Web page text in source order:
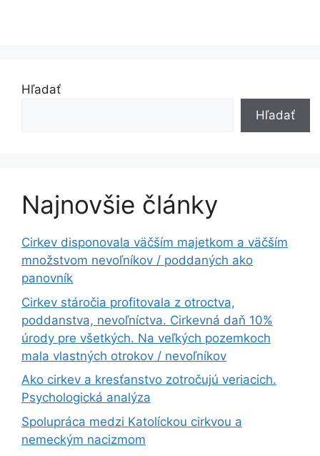
Hľadať
Hľadať
Najnovšie články
Cirkev disponovala väčším majetkom a väčším
množstvom nevoľníkov / poddaných ako
panovník
Cirkev stáročia profitovala z otroctva,
poddanstva, nevoľníctva. Cirkevná daň 10%
úrody pre všetkých. Na veľkých pozemkoch
mala vlastných otrokov / nevoľníkov
Ako cirkev a kresťanstvo zotročujú veriacich.
Psychologická analýza
Spolupráca medzi Katolíckou cirkvou a
nemeckým nacizmom